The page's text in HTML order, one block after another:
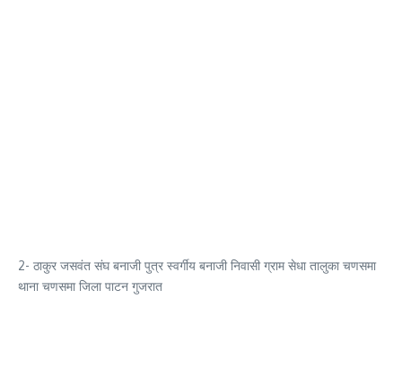
2- ठाकुर जसवंत संघ बनाजी पुत्र स्वर्गीय बनाजी निवासी ग्राम सेधा तालुका चणसमा
थाना चणसमा जिला पाटन गुजरात